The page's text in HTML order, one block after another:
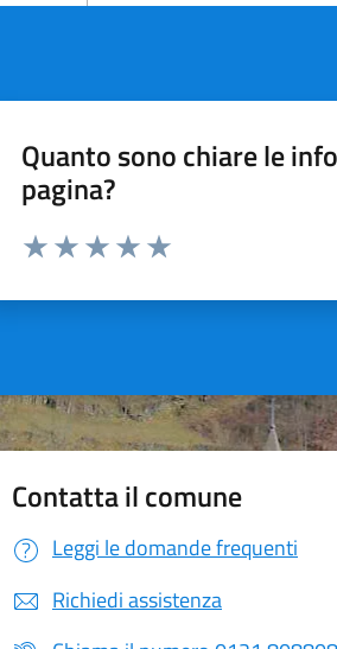
Quanto sono chiare le
pagina?
Valuta da 1 a 5 stelle la pagina
Contatta il comune
Leggi le domande frequenti
Richiedi assistenza